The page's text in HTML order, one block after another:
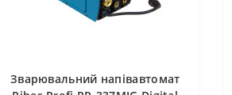
Зварювальний напівавтомат